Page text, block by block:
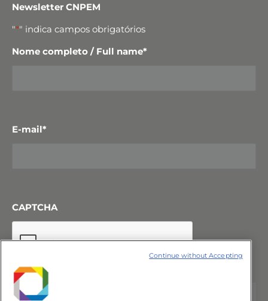
Newsletter CNPEM
"*" indica campos obrigatórios
Nome completo / Full name*
E-mail*
CAPTCHA
Continue without Accepting